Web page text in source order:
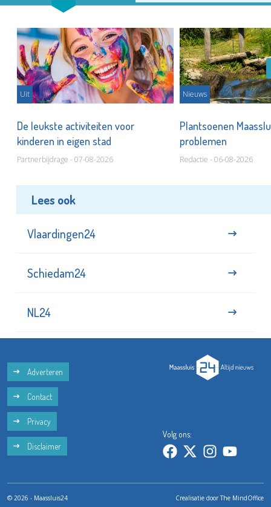
Uit
De leukste activiteiten voor
kinderen in eigen stad
Partnerbijdrage - 07-08-2026
Nieuws
Plantsoenen
problemen
Redactie - 06-08-2026
Lees ook
Vlaardingen24
Schiedam24
NL24
Adverteren
Contact
Privacy
Disclaimer
Volg ons:
© 2026 - Maassluis24 Crealisatie doorThe MindOffice